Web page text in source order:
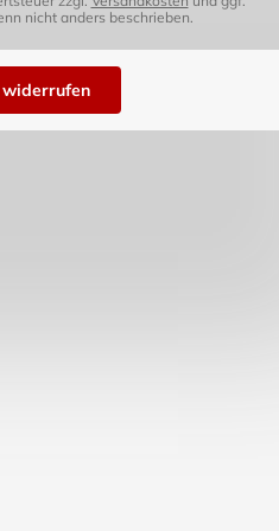
nicht anders beschrieben.